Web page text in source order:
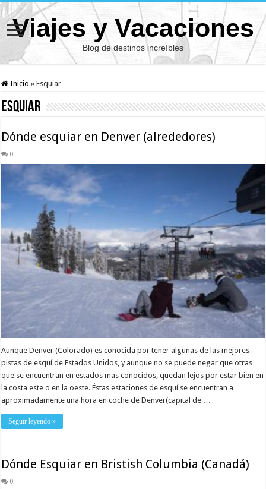
Viajes y Vacaciones
Blog de destinos increíbles
Inicio » Esquiar
Esquiar
Dónde esquiar en Denver (alrededores)
0
Aunque Denver (Colorado) es conocida por tener algunas de las mejores
pistas de esquí de Estados Unidos, y aunque no se puede negar que otras
que se encuentran en estados mas conocidos, quedan lejos por estar bien en
la costa este o en la oeste. Éstas estaciones de esquí se encuentran a
aproximadamente una hora en coche de Denver(capital de …
Seguir leyendo »
Dónde Esquiar en Bristish Columbia (Canadá)
0